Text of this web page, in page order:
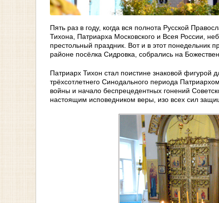
Пять раз в году, когда вся полнота Русской
Тихона, Патриарха Московского и Всея России,
престольный праздник. Вот и в этот понедельник
районе посёлка Сидровка, собрались на
Патриарх Тихон стал поистине знаковой
трёхсотлетнего Синодального периода
войны и начало беспрецедентных гонений
настоящим исповедником веры, изо всех сил